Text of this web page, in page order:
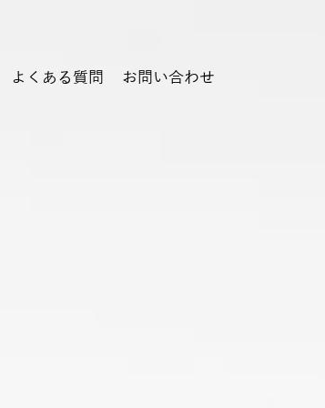
よくある質問 お問い合わせ